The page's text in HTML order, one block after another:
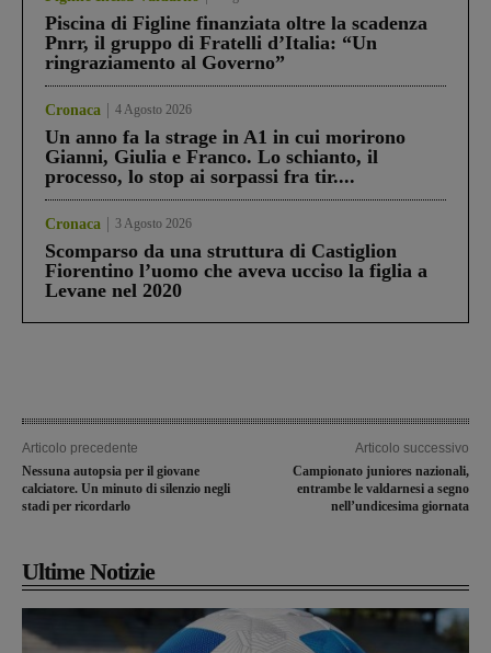
Piscina di Figline finanziata oltre la scadenza
Pnrr, il gruppo di Fratelli d’Italia: “Un
ringraziamento al Governo”
Cronaca 4 Agosto 2026
Un anno fa la strage in A1 in cui morirono
Gianni, Giulia e Franco. Lo schianto, il
processo, lo stop ai sorpassi fra tir....
Cronaca 3 Agosto 2026
Scomparso da una struttura di Castiglion
Fiorentino l’uomo che aveva ucciso la figlia a
Levane nel 2020
Articolo precedente
Nessuna autopsia per il giovane
calciatore. Un minuto di silenzio negli
stadi per ricordarlo
Articolo successivo
Campionato juniores nazionali,
entrambe le valdarnesi a segno
nell’undicesima giornata
Ultime Notizie